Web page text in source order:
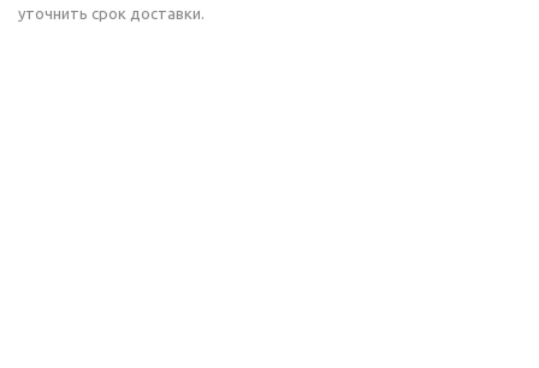
уточнить срок доставки.